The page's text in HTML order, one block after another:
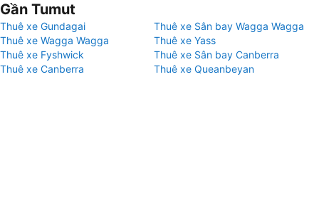
Gần Tumut
Thuê xe Gundagai
Thuê xe Sân bay Wagga Wagga
Thuê xe Wagga Wagga
Thuê xe Yass
Thuê xe Fyshwick
Thuê xe Sân bay Canberra
Thuê xe Canberra
Thuê xe Queanbeyan